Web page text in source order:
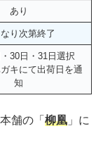
あり
り次第終了
30日・31日選択
キにて出荷日を通
知
舗の「 柳凰 」に